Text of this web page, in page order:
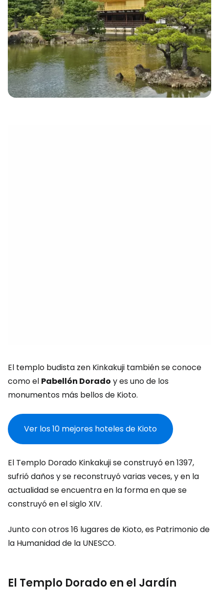
El templo budista zen Kinkakuji también se conoce
como el Pabellón Dorado y es uno de los
monumentos más bellos de Kioto.
Ver los 10 mejores hoteles de Kioto
El Templo Dorado Kinkakuji se construyó en 1397,
sufrió daños y se reconstruyó varias veces, y en la
actualidad se encuentra en la forma en que se
construyó en el siglo XIV.
Junto con otros 16 lugares de Kioto, es Patrimonio de
la Humanidad de la UNESCO.
El Templo Dorado en el Jardín